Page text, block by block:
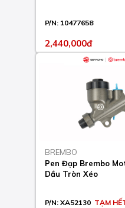
P/N: 10477658
2,440,000đ
BREMBO
Pen Đạp Brembo
Dầu Tròn Xéo
P/N: XA52130 TẠM